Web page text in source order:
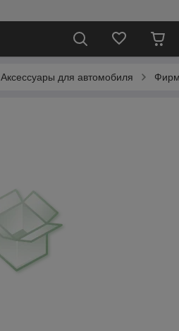
Аксессуары для автомобиля